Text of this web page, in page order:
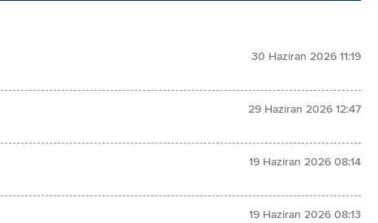
30 Haziran 2026 11:19
29 Haziran 2026 12:47
19 Haziran 2026 08:14
19 Haziran 2026 08:13